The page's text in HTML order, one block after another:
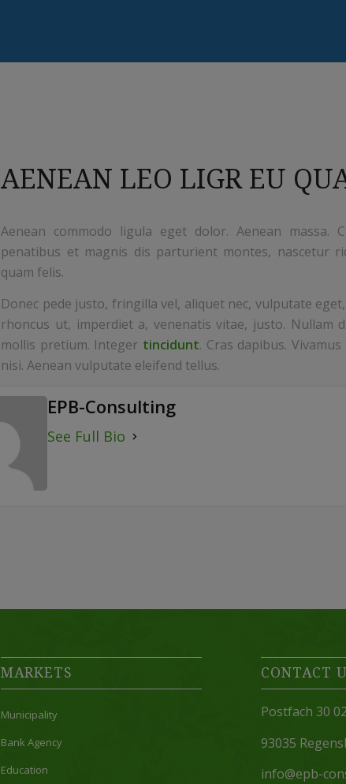
AENEAN LEO LIGR EU
Aenean commodo ligula eget dolor. Aenean massa.
penatibus et magnis dis parturient montes, nascetur
quam felis.
Donec pede justo, fringilla vel, aliquet nec, vulputate
rhoncus ut, imperdiet a, venenatis vitae, justo. Nullam
mollis pretium. Integer tincidunt. Cras dapibus.
nisi. Aenean vulputate eleifend tellus.
EPB-Consulting
See Full Bio
MARKETS
Municipality
Bank Agency
Education
CONTACT
Postfach 30
93035
info@epb-